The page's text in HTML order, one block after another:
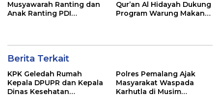
Musyawarah Ranting dan
Anak Ranting PDI
Qur’an Al Hidayah Dukung
Program Warung Makan
Berita Terkait
KPK Geledah Rumah
Kepala DPUPR dan Kepala
Dinas Kesehatan
Polres Pemalang Ajak
Masyarakat Waspada
Karhutla di Musim